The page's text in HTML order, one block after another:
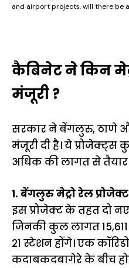
and airport projects, will there be
कैबिनेट ने किन
मंजूरी ?
सरकार ने बेंगलुरु, ठाणे
मंजूरी दी है। ये
अधिक की लागत से तैयार
1. बेंगलुरु मेट्रो रेल
इस प्रोजेक्ट के तहत दो
जिनकी कुल लागत
21 स्टेशन होंगे। एक
कदाबकदबागेरे के बीच